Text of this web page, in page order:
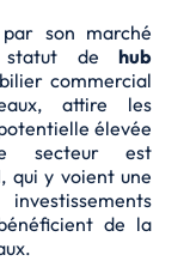
son marché
statut de hub
commercial
attire les
élevée
secteur est
qui y voient une
de la